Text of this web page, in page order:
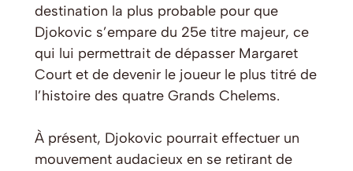
destination la plus probable pour que
Djokovic s’empare du 25e titre majeur, ce
qui lui permettrait de dépasser Margaret
Court et de devenir le joueur le plus titré de
l’histoire des quatre Grands Chelems.
À présent, Djokovic pourrait effectuer un
mouvement audacieux en se retirant de